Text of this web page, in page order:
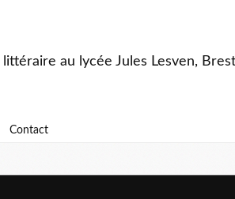
littéraire au lycée Jules Lesven, Brest
Contact